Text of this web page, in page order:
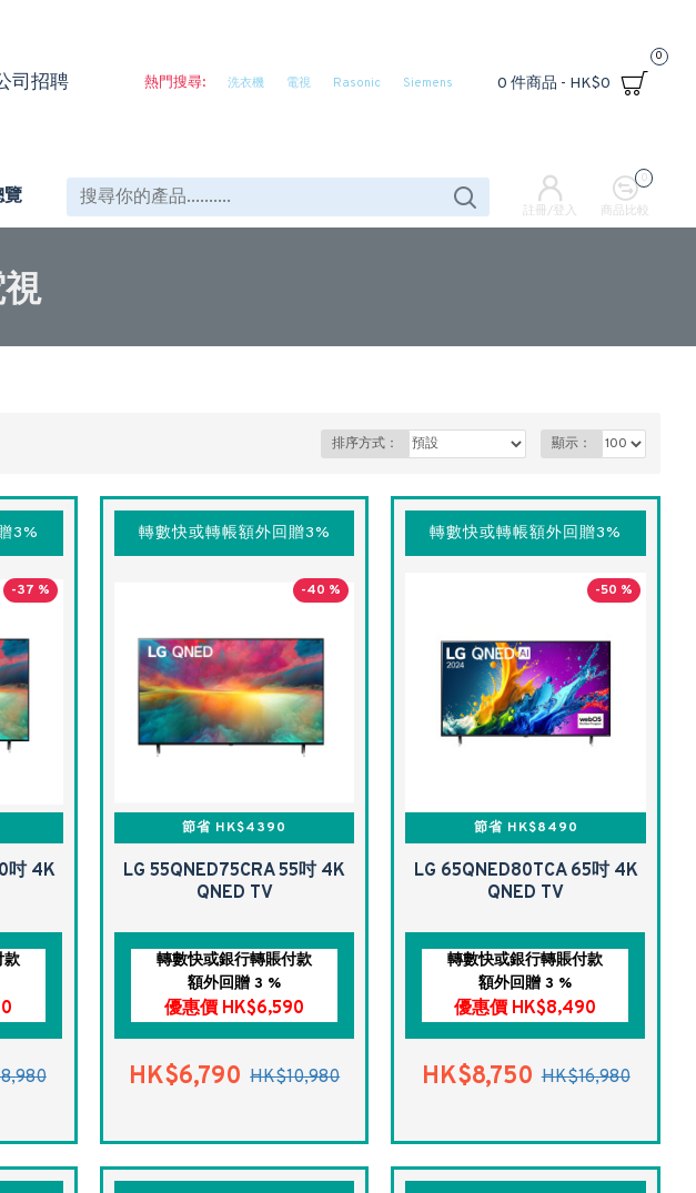
司招聘 熱門搜尋: 洗衣機 電視 Rasonic Siemens 0 件商品 - HK$0
0
覽
註冊/登入 商品比較
0
排序方式： 顯示：
3%
-37 %
吋 4K
款
轉數快或轉帳額外回贈3%
-40 %
節省 HK$4390
LG 55QNED75CRA 55吋 4K
QNED TV
轉數快或銀行轉賬付款
額外回贈 3 %
優惠價 HK$6,590
HK$6,790 HK$10,980
轉數快或轉帳額外回贈3%
-50 %
節省 HK$8490
LG 65QNED80TCA 65吋 4K
QNED TV
轉數快或銀行轉賬付款
額外回贈 3 %
優惠價 HK$8,490
HK$8,750 HK$16,980